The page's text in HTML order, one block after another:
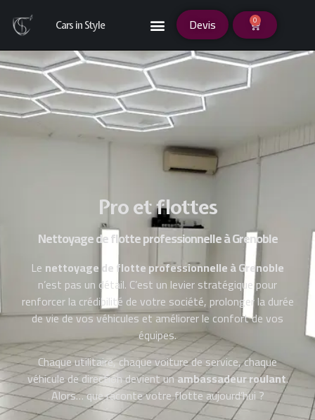
Cars in Style Devis 0
Pro et flottes
Nettoyage de flotte professionnelle à Grenoble
Le nettoyage de flotte professionnelle à Grenoble
n’est pas un détail. C’est un levier stratégique pour
renforcer la crédibilité de votre société, prolonger la durée
de vie de vos véhicules et améliorer le confort de vos
équipes.
Chaque utilitaire, chaque voiture de service, chaque
véhicule de direction devient unambassadeur roulant.
Alors… que raconte votre flotte aujourd’hui ?